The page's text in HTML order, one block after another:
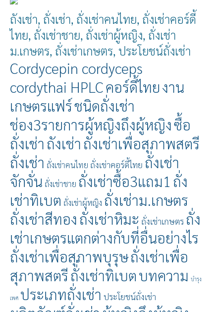
ถังเช่า, ถั่งเช่า, ถั่งเช่าคนไทย, ถั่งเช่าคอร์ดี้
ไทย, ถั่งเช่าชาย, ถั่งเช่าผู้หญิง, ถั่งเช่า
ม.เกษตร, ถั่งเช่าเกษตร, ประโยชน์ถั่งเช่า
Cordycepin cordyceps
cordythai HPLCคอร์ดี้ไทยงาน
เกษตรแฟร์ชนิดถั่งเช่า
ช่อง3รายการผู้หญิงถึงผู้หญิงซื้อ
ถั่งเช่าถังเช่าถังเช่าเพื่อสุภาพสตรี
ถั่งเช่า ถั่งเช่าคนไทย ถั่งเช่าคอร์ดี้ไทย ถั่งเช่า
จักจั่น ถั่งเช่าชาย ถั่งเช่าซื้อ3แถม1 ถั่ง
เช่าทิเบต ถั่งเช่าผู้หญิง ถั่งเช่าม.เกษตร
ถั่งเช่าสีทองถั่งเช่าหิมะ ถั่งเช่าเกษตร ถั่ง
เช่าเกษตรแตกต่างกับที่อื่นอย่างไร
ถั่งเช่าเพื่อสุภาพบุรุษถั่งเช่าเพื่อ
สุภาพสตรีถั่่งเช่าทิเบตบทความ บำรุง
เพศ ประเภทถั่งเช่า ประโยชน์ถั่งเช่า